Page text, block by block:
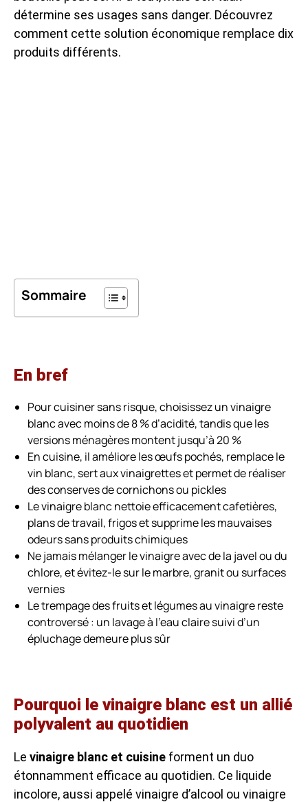
détermine ses usages sans danger. Découvrez
comment cette solution économique remplace dix
produits différents.
Sommaire
En bref
Pour cuisiner sans risque, choisissez un vinaigre
blanc avec moins de 8 % d’acidité, tandis que les
versions ménagères montent jusqu’à 20 %
En cuisine, il améliore les œufs pochés, remplace le
vin blanc, sert aux vinaigrettes et permet de réaliser
des conserves de cornichons ou pickles
Le vinaigre blanc nettoie efficacement cafetières,
plans de travail, frigos et supprime les mauvaises
odeurs sans produits chimiques
Ne jamais mélanger le vinaigre avec de la javel ou du
chlore, et évitez-le sur le marbre, granit ou surfaces
vernies
Le trempage des fruits et légumes au vinaigre reste
controversé : un lavage à l’eau claire suivi d’un
épluchage demeure plus sûr
Pourquoi le vinaigre blanc est un allié
polyvalent au quotidien
Le vinaigre blanc et cuisine forment un duo
étonnamment efficace au quotidien. Ce liquide
incolore, aussi appelé vinaigre d’alcool ou vinaigre